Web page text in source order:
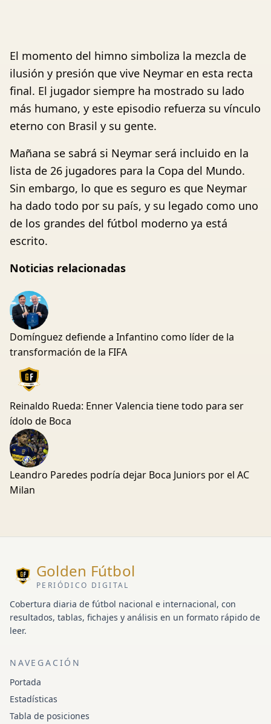
El momento del himno simboliza la mezcla de
ilusión y presión que vive Neymar en esta recta
final. El jugador siempre ha mostrado su lado
más humano, y este episodio refuerza su vínculo
eterno con Brasil y su gente.
Mañana se sabrá si Neymar será incluido en la
lista de 26 jugadores para la Copa del Mundo.
Sin embargo, lo que es seguro es que Neymar
ha dado todo por su país, y su legado como uno
de los grandes del fútbol moderno ya está
escrito.
Noticias relacionadas
Domínguez defiende a Infantino como líder de la
transformación de la FIFA
Reinaldo Rueda: Enner Valencia tiene todo para ser
ídolo de Boca
Leandro Paredes podría dejar Boca Juniors por el AC
Milan
Golden Fútbol
PERIÓDICO DIGITAL
Cobertura diaria de fútbol nacional e internacional, con
resultados, tablas, fichajes y análisis en un formato rápido de
leer.
NAVEGACIÓN
Portada
Estadísticas
Tabla de posiciones